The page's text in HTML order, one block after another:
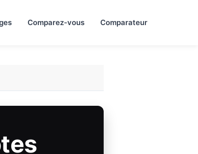
Comparez-vous Comparateur